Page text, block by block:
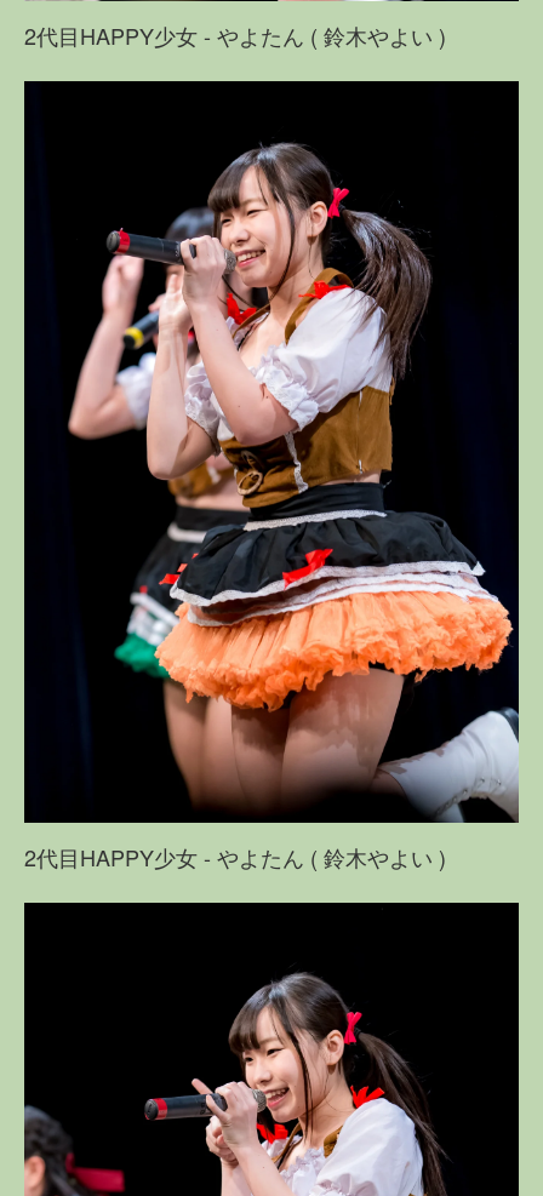
2代目HAPPY少女 - やよたん ( 鈴木やよい )
2代目HAPPY少女 - やよたん ( 鈴木やよい )